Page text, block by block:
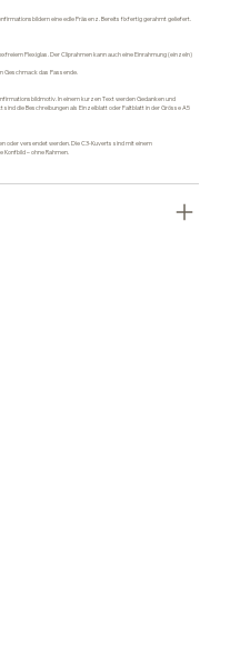
eine edle Präsenz. Bereits fixfertig gerahmt geliefert.
Plexiglas. Der Cliprahmen kann auch eine Einrahmung (einzeln)
Geschmack das Passende.
In einem kurzen Text werden Gedanken und
die Beschreibungen als Einzelblatt oder Faltblatt in der Grösse A5
oder versendet werden. Die C3-Kuverts sind mit einem
Konfbild – ohne Rahmen.